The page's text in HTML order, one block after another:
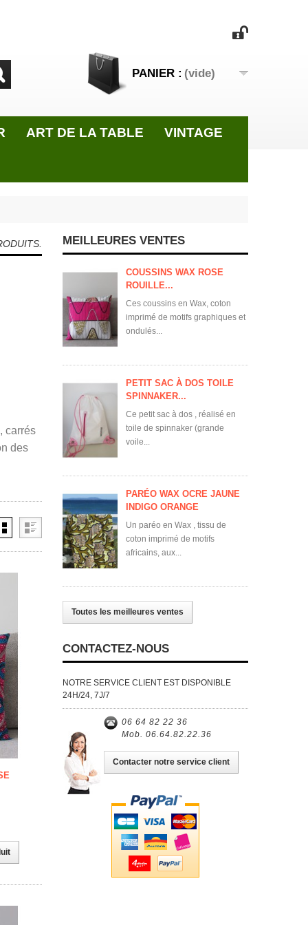
PANIER : (vide)
ART DE LA TABLE VINTAGE
carrés
des
MEILLEURES VENTES
COUSSINS WAX ROSE
ROUILLE...
Ces coussins en Wax, coton
imprimé de motifs graphiques et
ondulés...
PETIT SAC À DOS TOILE
SPINNAKER...
Ce petit sac à dos , réalisé en
toile de spinnaker (grande
voile...
PARÉO WAX OCRE JAUNE
INDIGO ORANGE
Un paréo en Wax , tissu de
coton imprimé de motifs
africains, aux...
Toutes les meilleures ventes
CONTACTEZ-NOUS
NOTRE SERVICE CLIENT EST DISPONIBLE
24H/24, 7J/7
06 64 82 22 36
Mob. 06.64.82.22.36
Contacter notre service client